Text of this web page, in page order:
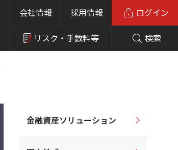
会社情報 採用情報
リスク・ 手数料等 検索
ログイン
金融資産ソリューション